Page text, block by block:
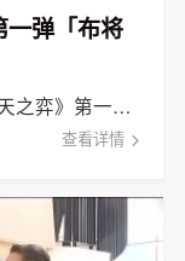
一弹「布将
弈承天命，子定乾坤！《三国杀：承天之弈》第一弹「布将为子」现已正式上线。
查看详情